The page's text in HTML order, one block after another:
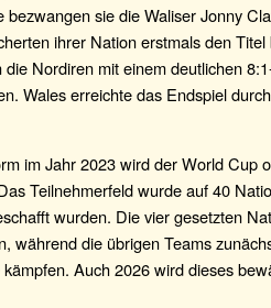
bezwangen sie die Waliser Jonny
ihrer Nation erstmals den
Nordiren mit einem deutlichen
Wales erreichte das Endspiel
im Jahr 2023 wird der World Cup
Teilnehmerfeld wurde auf 40
wurden. Die vier gesetzten
während die übrigen Teams
Auch 2026 wird dieses